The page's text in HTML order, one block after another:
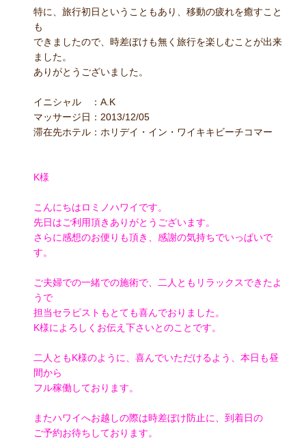
特に、旅行初日ということもあり、移動の疲れを癒すこと
も
できましたので、時差ぼけも無く旅行を楽しむことが出来
ました。
ありがとうございました。
イニシャル ：A.K
マッサージ日：2013/12/05
滞在先ホテル：ホリデイ・イン・ワイキキビーチコマー
K様
こんにちはロミノハワイです。
先日はご利用頂きありがとうございます。
さらに感想のお便りも頂き、感謝の気持ちでいっぱいで
す。
ご夫婦での一緒での施術で、二人ともリラックスできたよ
うで
担当セラピストもとても喜んでおりました。
K様によろしくお伝え下さいとのことです。
二人ともK様のように、喜んでいただけるよう、本日も昼
間から
フル稼働しております。
またハワイへお越しの際は時差ぼけ防止に、到着日の
ご予約お待ちしております。